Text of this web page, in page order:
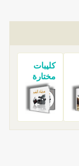
كليبات
مختارة